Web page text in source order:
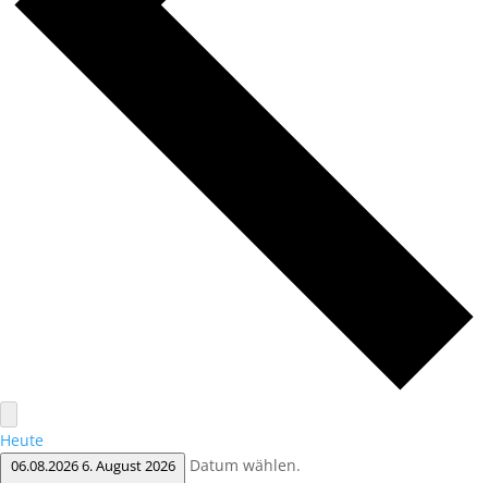
Heute
06.08.20266. August 2026 Datum wählen.